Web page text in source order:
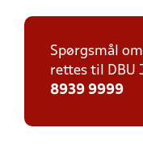
Spørgsmål
rettes til DBU
8939 9999